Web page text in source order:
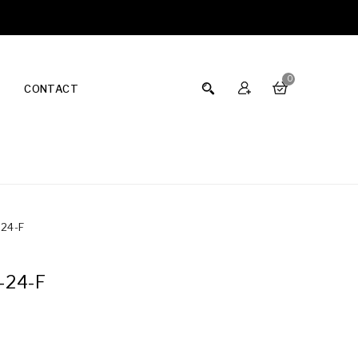
0
CONTACT
F
24-F